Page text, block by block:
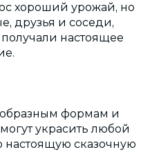
хороший урожай, но
друзья и соседи,
настоящее
формам и
украсить любой
настоящую сказочную